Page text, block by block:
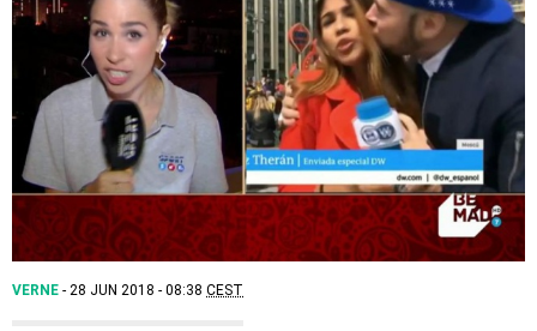
VERNE 28 JUN 2018 - 08:38 CEST